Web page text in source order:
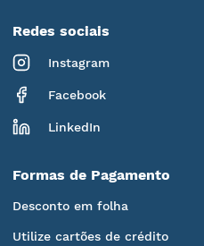
Redes sociais
Instagram
Facebook
LinkedIn
Formas de Pagamento
Desconto em folha
Utilize cartões de crédito